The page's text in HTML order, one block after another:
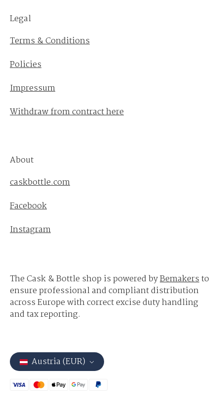
Legal
Terms & Conditions
Policies
Impressum
Withdraw from contract here
About
caskbottle.com
Facebook
Instagram
The Cask & Bottle shop is powered byBemakersto
ensure professional and compliant distribution
across Europe with correct excise duty handling
and tax reporting.
Austria (EUR)